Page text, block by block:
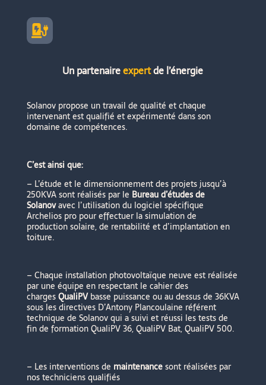

Un partenaireexpertde l’énergie
Solanov propose un travail de qualité et chaque
intervenant est qualifié et expérimenté dans son
domaine de compétences.
C’est ainsi que:
– L’étude et le dimensionnement des projets jusqu’à
250KVA sont réalisés par le Bureau d’études de
Solanovavec l’utilisation du logiciel spécifique
Archelios pro pour effectuer la simulation de
production solaire, de rentabilité et d’implantation en
toiture.
– Chaque installation photovoltaïque neuve est réalisée
par une équipe en respectantle cahier des
chargesQualiPV basse puissance ou au dessus de 36KVA
sous les directives D’Antony Plancoulaine référent
technique de Solanov qui a suivi et réussi les tests de
fin de formation QualiPV 36, QualiPV Bat, QualiPV 500.
– Les interventions de maintenancesont réalisées par
nos techniciens qualifiés